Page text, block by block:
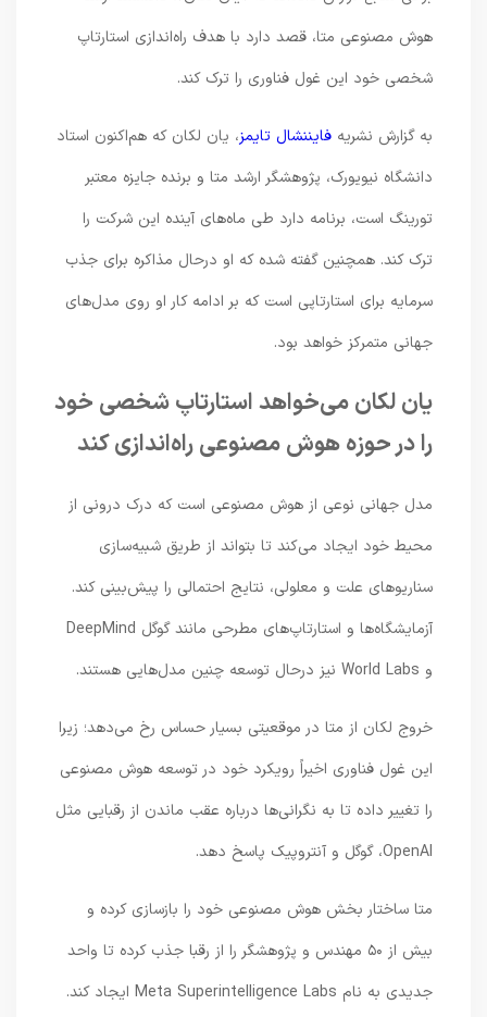
هوش مصنوعی متا، قصد دارد با هدف راه‌اندازی استارتاپ
شخصی خود این غول فناوری را ترک کند.
به گزارش نشریه فایننشالتایمز، یان لکان که هم‌اکنون استاد
دانشگاه نیویورک، پژوهشگر ارشد متا و برنده جایزه معتبر
تورینگ است، برنامه دارد طی ماه‌های آینده این شرکت را
ترک کند. همچنین گفته شده که او درحال مذاکره برای جذب
سرمایه برای استارتاپی است که بر ادامه کار او روی مدل‌های
جهانی متمرکز خواهد بود.
یان لکان می‌خواهد استارتاپ شخصی خود
را در حوزه هوش مصنوعی راه‌اندازی کند
مدل جهانی نوعی از هوش مصنوعی است که درک درونی از
محیط خود ایجاد می‌کند تا بتواند از طریق شبیه‌سازی
سناریوهای علت و معلولی، نتایج احتمالی را پیش‌بینی کند.
آزمایشگاه‌ها و استارتاپ‌های مطرحی مانند گوگل DeepMind
خروج لکان از متا در موقعیتی بسیار حساس رخ می‌دهد؛ زیرا
این غول فناوری اخیراً رویکرد خود در توسعه هوش مصنوعی
را تغییر داده تا به نگرانی‌ها درباره عقب ماندن از رقبایی مثل
OpenAI، گوگل و آنتروپیک پاسخ دهد.
متا ساختار بخش هوش مصنوعی خود را بازسازی کرده و
بیش از ۵۰ مهندس و پژوهشگر را از رقبا جذب کرده تا واحد
جدیدی به نام Meta Superintelligence Labs ایجاد کند.